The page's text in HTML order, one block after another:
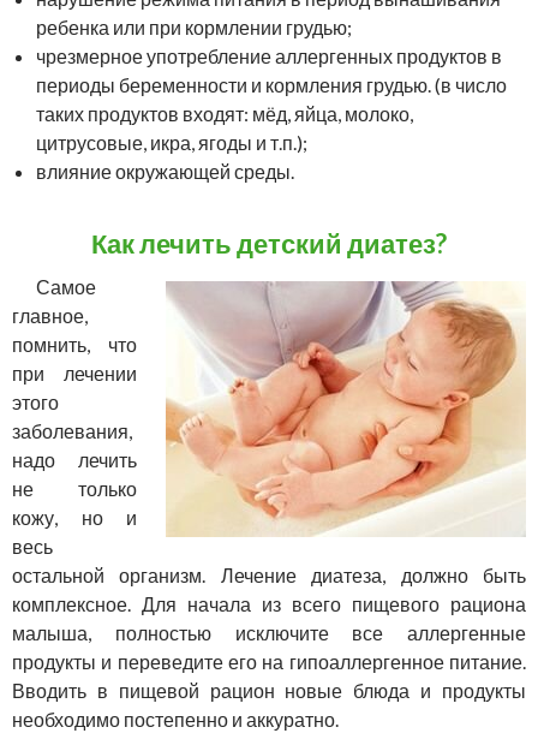
ребенка или при кормлении грудью;
чрезмерное употребление аллергенных продуктов в
периоды беременности и кормления грудью. (в число
таких продуктов входят: мёд, яйца, молоко,
цитрусовые, икра, ягоды и т.п.);
влияние окружающей среды.
Как лечить детский диатез?
Самое
главное,
помнить, что
при лечении
этого
заболевания,
надо лечить
не только
кожу, но и
весь
остальной организм. Лечение диатеза, должно быть
комплексное. Для начала из всего пищевого рациона
малыша, полностью исключите все аллергенные
продукты и переведите его на гипоаллергенное питание.
Вводить в пищевой рацион новые блюда и продукты
необходимо постепенно и аккуратно.